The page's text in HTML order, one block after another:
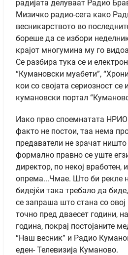
радијата делуваат Радио
Мизичко радио-сега како
весникарството во
бореше да се избори
крајот многумина му го
Се разбира тука се и
“Кумановски муабети”,
кои со својата сериозност се
кумановски портал
Иако прво споемнатата
факто не постои, таа нема
предаватели не зрачат ништо
формално правно се уште
директор, по некој вработен,
опрема...Чмае. Што би рекле
бидејќи така требало да
се запраша што стана со овој
точно пред дваесет години,
година, покрај постојаните
“Наш весник” и Радио
еден- Телевизија Куманово.